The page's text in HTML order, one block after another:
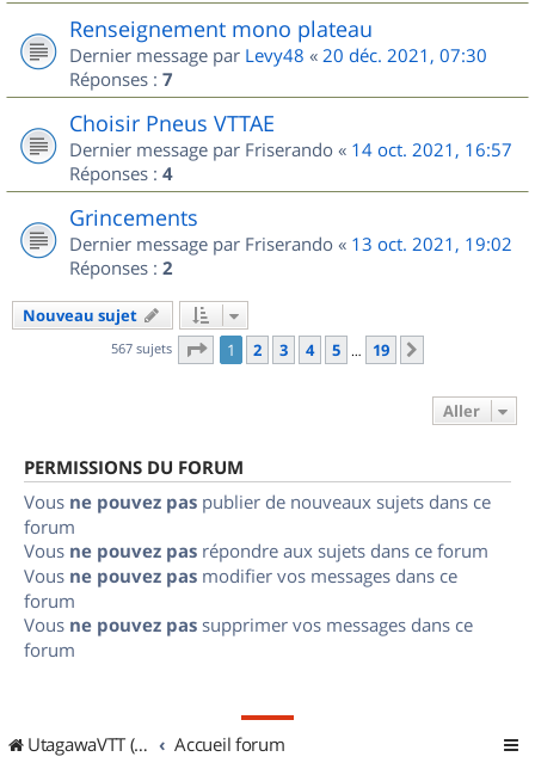
Renseignement mono plateau
Dernier message par Levy48 « 20 déc. 2021, 07:30
Réponses : 7
Choisir Pneus VTTAE
Dernier message par Friserando « 14 oct. 2021, 16:57
Réponses : 4
Grincements
Dernier message par Friserando « 13 oct. 2021, 19:02
Réponses : 2
Nouveau sujet
567 sujets Page 1sur
1 2 3 4 5 … 19
Aller
PERMISSIONS DU FORUM
Vous ne pouvez pas publier de nouveaux sujets dans ce
forum
Vous ne pouvez pas répondre aux sujets dans ce forum
Vous ne pouvez pas modifier vos messages dans ce
forum
Vous ne pouvez pas supprimer vos messages dans ce
forum
UtagawaVTT (Randos VTT et VTTAE avec traces GPS) Accueil forum